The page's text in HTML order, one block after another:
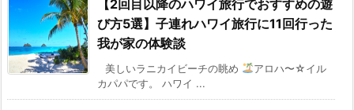
【2回目以降のハワイ旅行でおすすめの遊
び方5選】子連れハワイ旅行に11回行った
我が家の体験談
美しいラニカイビーチの眺め
アロハ〜☆イル
カパパです。 ハワイ ...